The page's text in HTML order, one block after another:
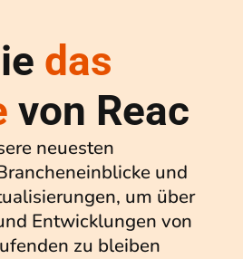
das
von Reac
neuesten
und
um über
Entwicklungen von
zu bleiben